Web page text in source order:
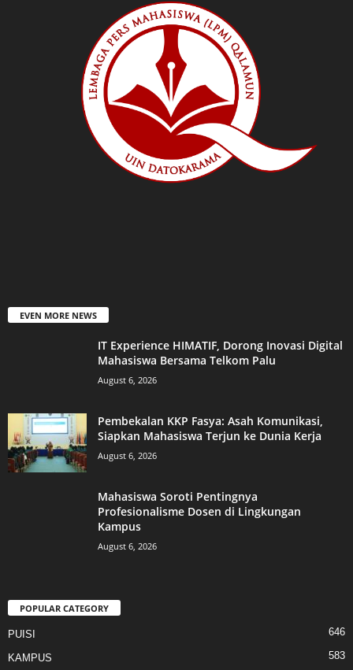
EVEN MORE NEWS
IT Experience HIMATIF, Dorong Inovasi Digital
Mahasiswa Bersama Telkom Palu
August 6, 2026
Pembekalan KKP Fasya: Asah Komunikasi,
Siapkan Mahasiswa Terjun ke Dunia Kerja
August 6, 2026
Mahasiswa Soroti Pentingnya
Profesionalisme Dosen di Lingkungan
Kampus
August 6, 2026
POPULAR CATEGORY
PUISI 646
KAMPUS 583